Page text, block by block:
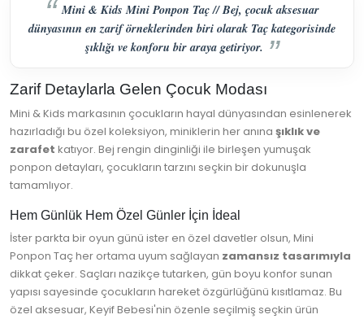
Mini & Kids Mini Ponpon Taç // Bej, çocuk aksesuar
dünyasının en zarif örneklerinden biri olarak Taç kategorisinde
şıklığı ve konforu bir araya getiriyor.
Zarif Detaylarla Gelen Çocuk Modası
Mini & Kids markasının çocukların hayal dünyasından esinlenerek
hazırladığı bu özel koleksiyon, miniklerin her anına şıklık ve
zarafet katıyor. Bej rengin dinginliği ile birleşen yumuşak
ponpon detayları, çocukların tarzını seçkin bir dokunuşla
tamamlıyor.
Hem Günlük Hem Özel Günler İçin İdeal
İster parkta bir oyun günü ister en özel davetler olsun, Mini
Ponpon Taç her ortama uyum sağlayan zamansız tasarımıyla
dikkat çeker. Saçları nazikçe tutarken, gün boyu konfor sunan
yapısı sayesinde çocukların hareket özgürlüğünü kısıtlamaz. Bu
özel aksesuar, Keyif Bebesi'nin özenle seçilmiş seçkin ürün